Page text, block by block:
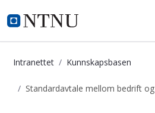
i.ntnu.no
Intranettet Kunnskapsbasen
Standardavtale mellom bedrift